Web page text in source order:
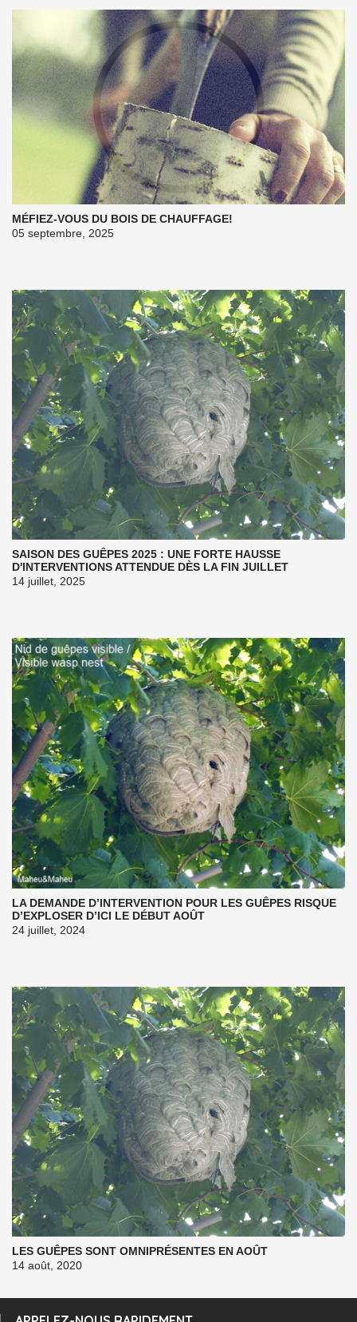
MÉFIEZ-VOUS DU BOIS DE CHAUFFAGE!
05 septembre, 2025
SAISON DES GUÊPES 2025 : UNE FORTE HAUSSE
D'INTERVENTIONS ATTENDUE DÈS LA FIN JUILLET
14 juillet, 2025
LA DEMANDE D’INTERVENTION POUR LES GUÊPES RISQUE
D’EXPLOSER D’ICI LE DÉBUT AOÛT
24 juillet, 2024
LES GUÊPES SONT OMNIPRÉSENTES EN AOÛT
14 août, 2020